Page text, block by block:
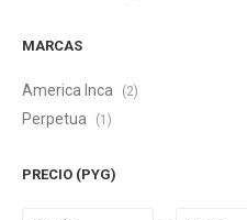
MARCAS
America Inca (2)
Perpetua (1)
PRECIO (PYG)